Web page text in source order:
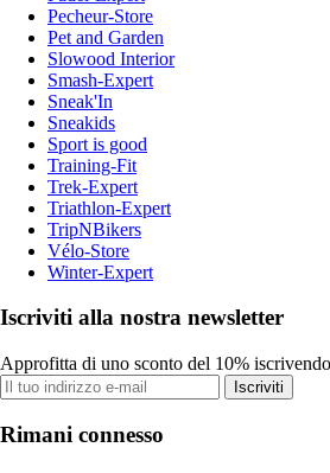
Pecheur-Store
Pet and Garden
Slowood Interior
Smash-Expert
Sneak'In
Sneakids
Sport is good
Training-Fit
Trek-Expert
Triathlon-Expert
TripNBikers
Vélo-Store
Winter-Expert
Iscriviti alla nostra newsletter
Approfitta di uno sconto del 10%
Iscriviti
Rimani connesso